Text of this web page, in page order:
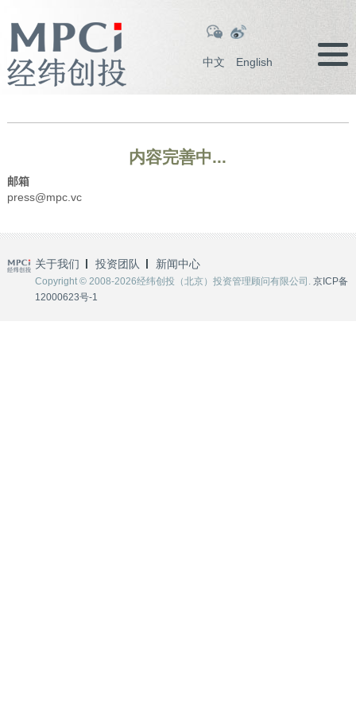
中文 English
内容完善中...
邮箱
press@mpc.vc
关于我们 投资团队 新闻中心
Copyright © 2008-2026经纬创投（北京）投资管理顾问有限公司. 京ICP备
12000623号-1